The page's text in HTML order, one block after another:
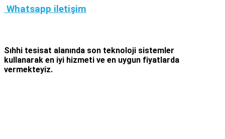
Whatsapp iletişim
Sıhhi tesisat alanında son teknoloji sistemler
kullanarak en iyi hizmeti ve en uygun fiyatlarda
vermekteyiz.